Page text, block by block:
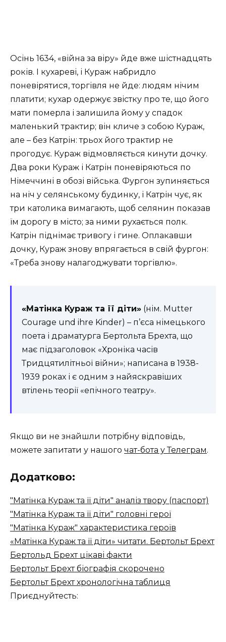
Осінь 1634, «війна за віру» йде вже шістнадцять
років. І кухареві, і Кураж набридло
поневірятися, торгівля не йде: людям нічим
платити; кухар одержує звістку про те, що його
мати померла і залишила йому у спадок
маленький трактир; він кличе з собою Кураж,
але – без Катрін: трьох його трактир не
прогодує. Кураж відмовляється кинути дочку.
Два роки Кураж і Катрін поневіряються по
Німеччині в обозі війська. Фургон зупиняється
на ніч у селянському будинку, і Катрін чує, як
три католика вимагають, щоб селянин показав
їм дорогу в місто; за ними рухається полк.
Катрін піднімає тривогу і гине. Оплакавши
дочку, Кураж знову впрягається в свій фургон:
«Треба знову налагоджувати торгівлю».
«Матінка Кураж та її діти» (нім. Mutter
Courage und ihre Kinder) – п’єса німецького
поета і драматурга Бертольта Брехта, що
має підзаголовок «Хроніка часів
Тридцятилітньої війни»; написана в 1938-
1939 роках і є одним з найяскравіших
втілень теорії «епічного театру».
Якщо ви не знайшли потрібну відповідь,
можете запитати у нашого чат-бота у Телеграм.
Додатково:
"Матінка Кураж та її діти" аналіз твору (паспорт)
"Матінка Кураж та її діти" головні герої
"Матінка Кураж" характеристика героїв
«Матінка Кураж та її діти» читати. Бертольт Брехт
Бертольд Брехт цікаві факти
Бертольт Брехт біографія скорочено
Бертольт Брехт хронологічна таблиця
Приєднуйтесть: